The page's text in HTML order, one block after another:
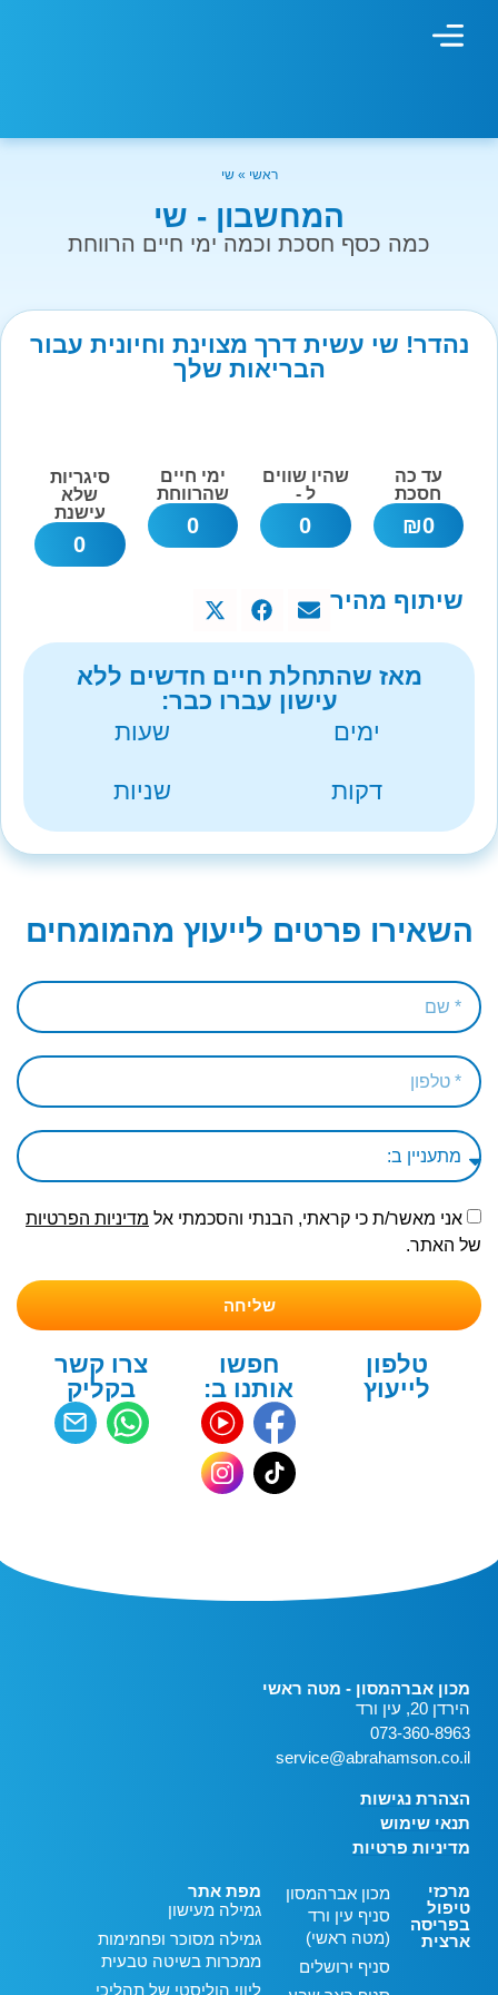
ראשי »שי
המחשבון - שי
כמה כסף חסכת וכמה ימי חיים הרווחת
נהדר! שי עשית דרך מצוינת וחיונית עבור
הבריאות שלך
עד כה
חסכת
0
₪
שהיו שווים
ל -
0
ימי חיים
שהרווחת
0
סיגריות
שלא
עישנת
0
שיתוף מהיר
מאז שהתחלת חיים חדשים ללא
עישון עברו כבר:
ימים
שעות
דקות שניות
השאירו פרטים לייעוץ מהמומחים
אני מאשר/ת כי קראתי, הבנתי והסכמתי אל מדיניות הפרטיות
של האתר.
שליחה
טלפון
לייעוץ
חפשו
אותנו ב:
צרו קשר
בקליק
מכון אברהמסון - מטה ראשי
הירדן 20, עין ורד
073-360-8963
service@abrahamson.co.il
הצהרת נגישות
תנאי שימוש
מדיניות פרטיות
מרכזי
טיפול
בפריסה
ארצית
מכון אברהמסון
סניף עין ורד
(מטה ראשי)
סניף ירושלים
מפת אתר
גמילה מעישון
גמילה מסוכר ופחמימות
ממכרות בשיטה טבעית
ליווי הוליסטי של תהליכי